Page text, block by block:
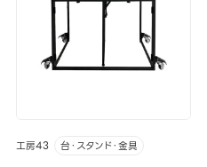
工房43 台・スタンド・金具